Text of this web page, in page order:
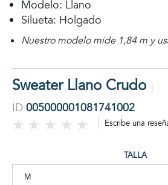
Modelo: Llano
Silueta: Holgado
Nuestro modelo mide 1,84 m y
Sweater Llano Crudo
ID 005000001081741002
Escribe una
TALLA